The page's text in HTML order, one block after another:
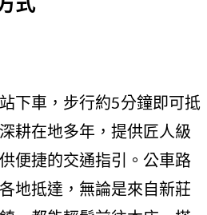
下車，步行約5分鐘即可抵
耕在地多年，提供匠人級
便捷的交通指引。公車路
地抵達，無論是來自新莊